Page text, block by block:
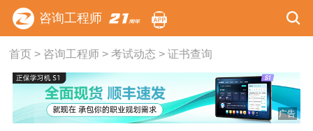
咨询工程师
首页> 咨询工程师> 考试动态 > 证书查询
广告